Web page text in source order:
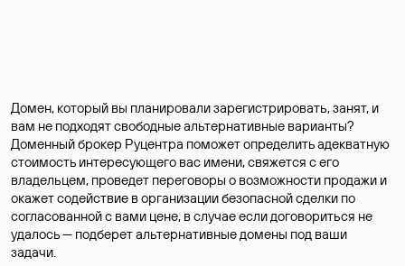
Домен, который вы планировали зарегистрировать, занят, и
вам не подходят свободные альтернативные варианты?
Доменный брокер Руцентра поможет определить адекватную
стоимость интересующего вас имени, свяжется с его
владельцем, проведет переговоры о возможности продажи и
окажет содействие в организации безопасной сделки по
согласованной с вами цене, в случае если договориться не
удалось — подберет альтернативные домены под ваши
задачи.